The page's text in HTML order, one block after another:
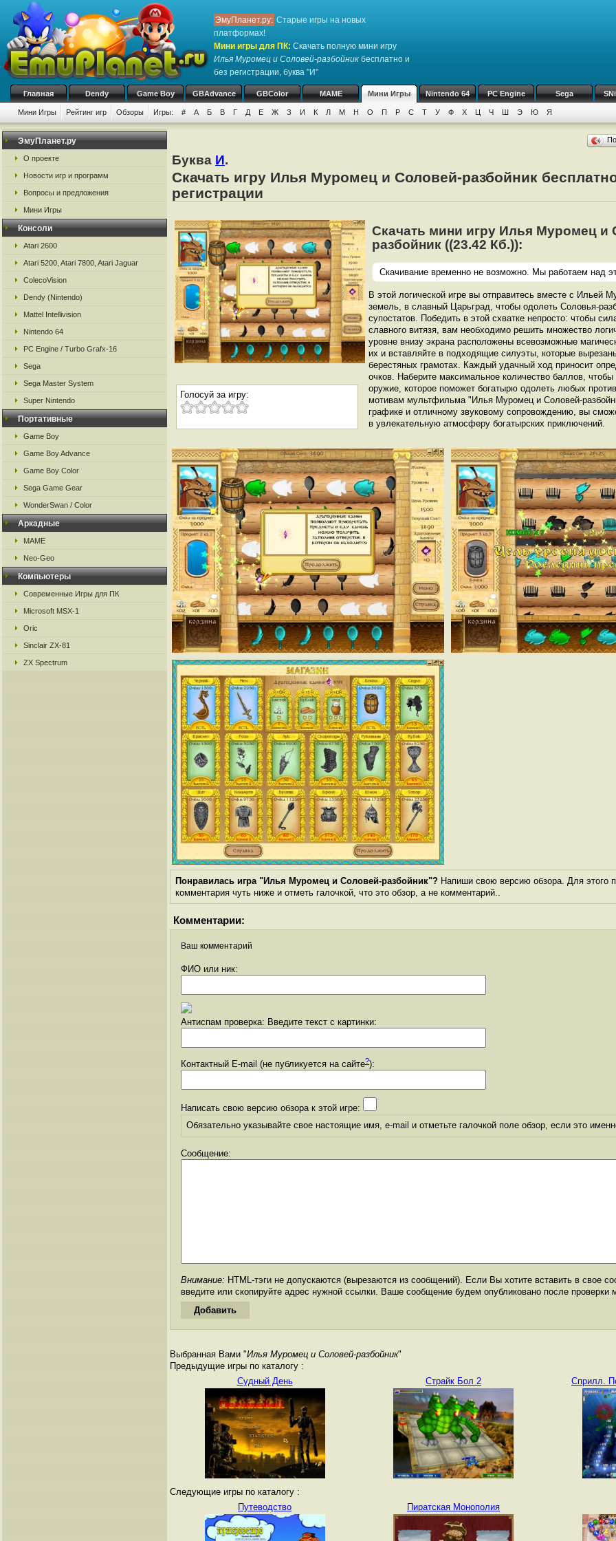
ЭмуПланет.ру: Старые игры на новых
платформах!
Мини игры для ПК: Скачать полную мини игру
Илья Муромец и Соловей-разбойник бесплатно и
без регистрации, буква "И"
Главная Dendy Game Boy GBAdvance GBColor MAME Мини Игры Nintendo 64 PC Engine Sega
Мини Игры Рейтинг игр Обзоры Игры: # А Б В Г Д Е Ж З И К Л М Н О П Р С Т У Ф Х Ц Ч Ш Э Ю Я
ЭмуПланет.ру
О проекте
Новости игр и программ
Вопросы и предложения
Мини Игры
Консоли
Atari 2600
Atari 5200, Atari 7800, Atari Jaguar
ColecoVision
Dendy (Nintendo)
Mattel Intellivision
Nintendo 64
PC Engine / Turbo Grafx-16
Sega
Sega Master System
Super Nintendo
Портативные
Game Boy
Game Boy Advance
Game Boy Color
Sega Game Gear
WonderSwan / Color
Аркадные
MAME
Neo-Geo
Компьютеры
Современные Игры для ПК
Microsoft MSX-1
Oric
Sinclair ZX-81
ZX Spectrum
Буква И.
Скачать игру Илья Муромец и Соловей-разбойник
регистрации
Голосуй за игру:
Скачать мини игру Илья Муромец и
разбойник ((23.42 Кб.)):
Скачивание временно не возможно. Мы работаем над
В этой логической игре вы отправитесь вместе с Ильей
земель, в славный Царьград, чтобы одолеть Соловья-
супостатов. Победить в этой схватке непросто: чтобы
славного витязя, вам необходимо решить множество
уровне внизу экрана расположены всевозможные
их и вставляйте в подходящие силуэты, которые
берестяных грамотах. Каждый удачный ход приносит
очков. Наберите максимальное количество баллов,
оружие, которое поможет богатырю одолеть любых
мотивам мультфильма "Илья Муромец и Соловей-
графике и отличному звуковому сопровождению, вы
в увлекательную атмосферу богатырских приключений.
Понравилась игра "Илья Муромец и Соловей-разбойник"? Напиши свою версию обзора. Для этого
комментария чуть ниже и отметь галочкой, что это обзор, а не комментарий..
Комментарии:
Ваш комментарий
ФИО или ник:
Антиспам проверка: Введите текст с картинки:
Контактный E-mail (не публикуется на сайте?):
Написать свою версию обзора к этой игре:
Обязательно указывайте свое настоящие имя, e-mail и отметьте галочкой поле обзор, если это
Сообщение:
Внимание: HTML-тэги не допускаются (вырезаются из сообщений). Если Вы хотите вставить в свое
введите или скопируйте адрес нужной ссылки. Ваше сообщение будем опубликовано после проверки
Выбранная Вами "Илья Муромец и Соловей-разбойник"
Предыдущие игры по каталогу :
Судный День
Страйк Бол 2 Сприлл.
Следующие игры по каталогу :
Путеводство
Пиратская Монополия